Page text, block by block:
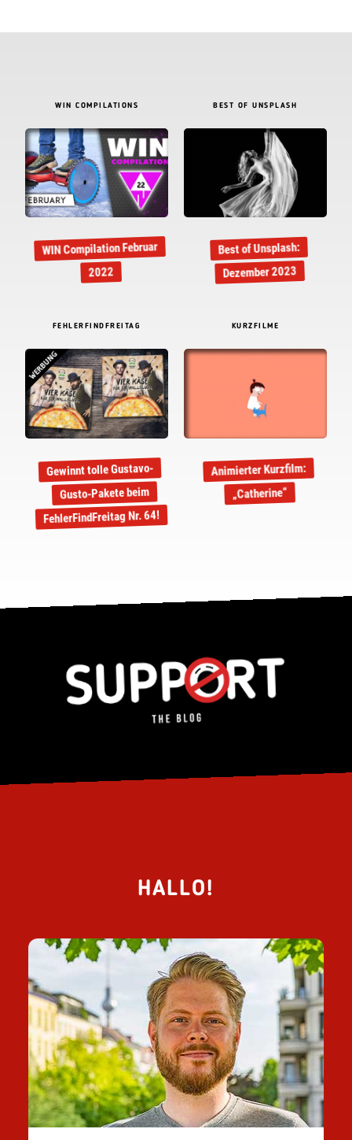
WIN COMPILATIONS
WIN Compilation Februar
2022
BEST OF UNSPLASH
Best of Unsplash:
Dezember 2023
FEHLERFINDFREITAG
WERBUNG
Gewinnt tolle Gustavo-
Gusto-Pakete beim
FehlerFindFreitag Nr. 64!
KURZFILME
Animierter Kurzfilm:
„Catherine“
HALLO!